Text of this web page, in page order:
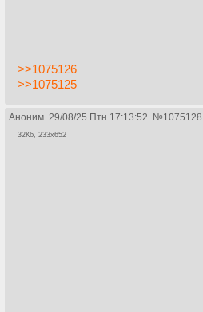
>>1075126
>>1075125
Аноним 29/08/25 Птн 17:13:52 №1075128
32Кб, 233x652